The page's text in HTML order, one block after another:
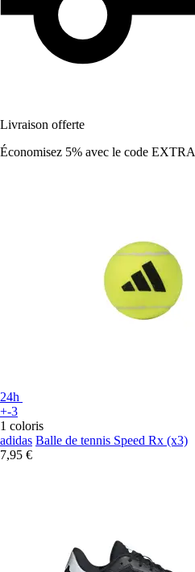
Livraison offerte
Économisez 5% avec le code EXTRA
24h
+-3
1 coloris
adidas Balle de tennis Speed Rx (x3)
7,95 €